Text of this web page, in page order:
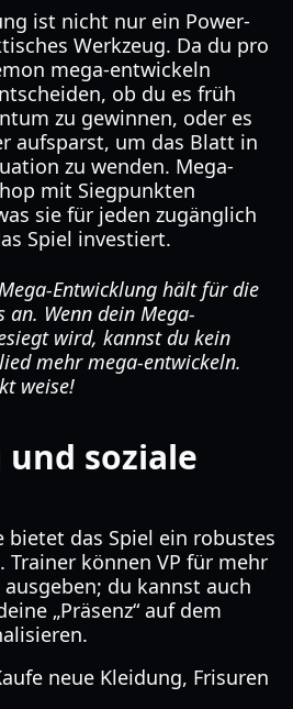
ist nicht nur ein Power-
Werkzeug. Da du pro
mega-entwickeln
ob du es früh
zu gewinnen, oder es
aufsparst, um das Blatt in
zu wenden. Mega-
mit Siegpunkten
sie für jeden zugänglich
Spiel investiert.
Entwicklung hält für die
an. Wenn dein Mega-
wird, kannst du kein
mehr mega-entwickeln.
weise!
soziale
bietet das Spiel ein robustes
Trainer können VP für mehr
du kannst auch
„Präsenz“ auf dem
neue Kleidung, Frisuren